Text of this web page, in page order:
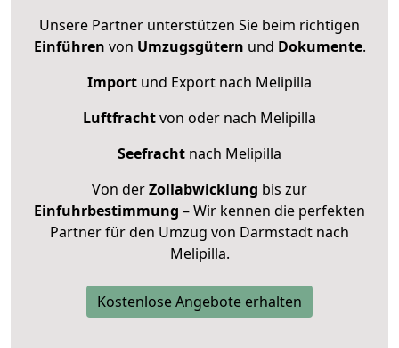
Unsere Partner unterstützen Sie beim richtigen
Einführen von Umzugsgütern und Dokumente.
Import und Export nach Melipilla
Luftfrachtvon oder nach Melipilla
Seefracht nach Melipilla
Von derZollabwicklung bis zur
Einfuhrbestimmung – Wir kennen die perfekten
Partner für den Umzug von Darmstadt nach
Melipilla.
Kostenlose Angebote erhalten